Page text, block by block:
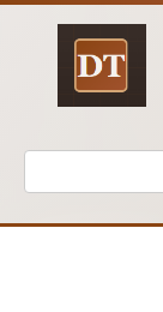
Перейти
Поиск: